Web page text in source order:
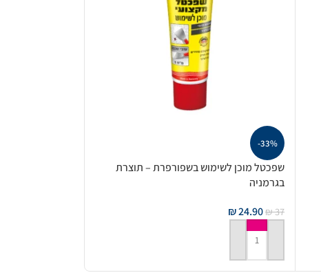
-33%
שפכטל מוכן לשימוש בשפורפרת – תוצרת
בגרמניה
₪37
₪24.90
הוספה לסל